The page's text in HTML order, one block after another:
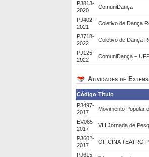
PJ813-
2020
ComuniDança
PJ402-
2021
Coletivo de Dança
PJ718-
2022
Coletivo de Dança
PJ125-
2022
ComuniDança –
Atividades de
Código Título
PJ497-
2017
Movimento Popular
EV085-
2017
VIII Jornada de
PJ602-
2017
OFICINA TEATRO
PJ615-